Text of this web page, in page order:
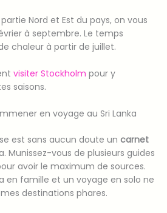
Nord et Est du pays, on vous
à septembre. Le temps
chaleur à partir de juillet.
visiter Stockholm pour y
saisons.
en voyage au Sri Lanka
est sans aucun doute un carnet
Munissez-vous de plusieurs guides
avoir le maximum de sources.
en famille et un voyage en solo ne
destinations phares.